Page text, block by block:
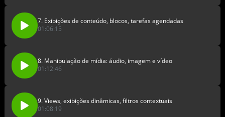
7. Exibições de conteúdo, blocos, tarefas agendadas
01:06:15
8. Manipulação de mídia: áudio, imagem e vídeo
01:12:46
9. Views, exibições dinâmicas, filtros contextuais
01:08:19